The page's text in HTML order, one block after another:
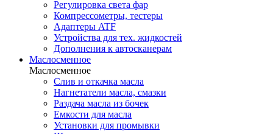
Регулировка света фар
Компрессометры, тестеры
Адаптеры ATF
Устройства для тех. жидкостей
Дополнения к автосканерам
Маслосменное
Маслосменное
Слив и откачка масла
Нагнетатели масла, смазки
Раздача масла из бочек
Емкости для масла
Установки для промывки